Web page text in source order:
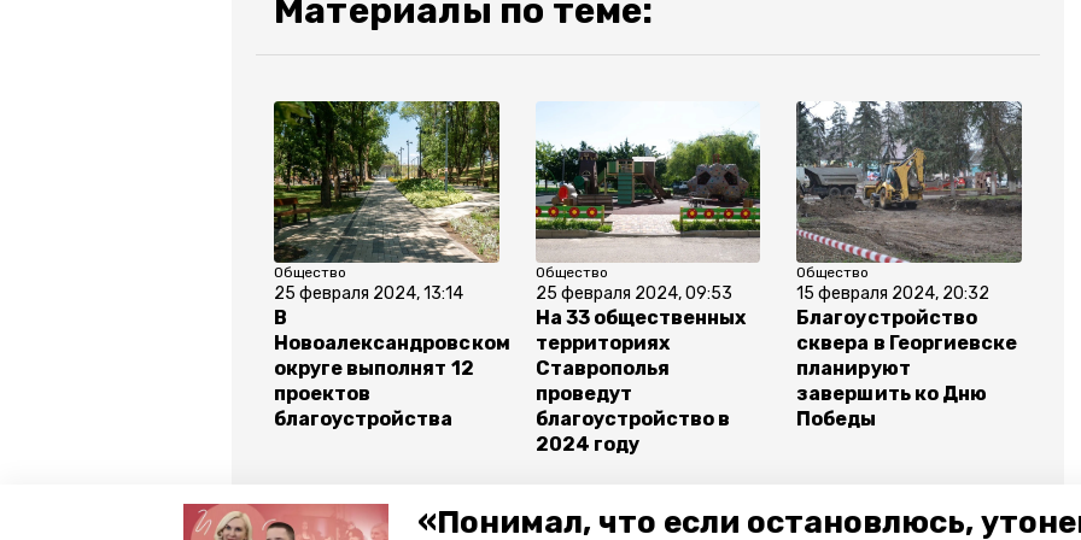
«Понимал, что если остановлюсь,
Материалы по теме:
Общество
25 февраля 2024, 13:14
В
Новоалександровском
округе выполнят 12
проектов
благоустройства
Общество
25 февраля 2024, 09:53
На 33 общественных
территориях
Ставрополья
проведут
благоустройство в
2024 году
Общество
15 февраля 2024, 20:32
Благоустройство
сквера в Георгиевске
планируют
завершить ко Дню
Победы
Все новости